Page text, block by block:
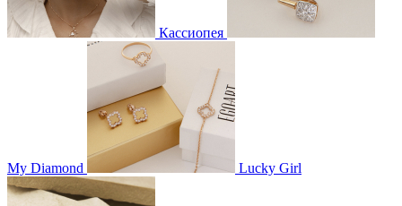
Кассиопея
My Diamond Lucky Girl